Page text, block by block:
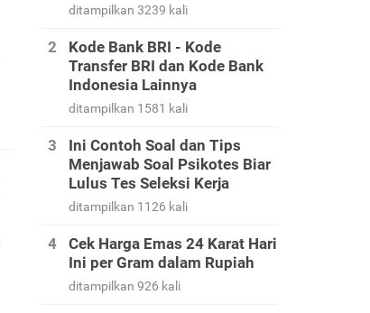
ditampilkan 3239 kali
Kode Bank BRI - Kode
Transfer BRI dan Kode Bank
Indonesia Lainnya
ditampilkan 1581 kali
Ini Contoh Soal dan Tips
Menjawab Soal Psikotes Biar
Lulus Tes Seleksi Kerja
ditampilkan 1126 kali
Cek Harga Emas 24 Karat Hari
Ini per Gram dalam Rupiah
ditampilkan 926 kali